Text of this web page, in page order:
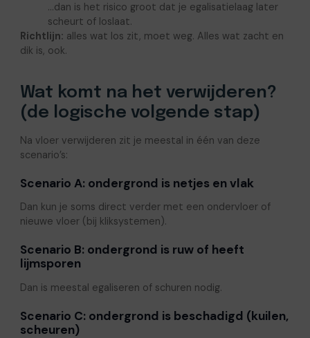
…dan is het risico groot dat je egalisatielaag later
scheurt of loslaat.
Richtlijn: alles wat los zit, moet weg. Alles wat zacht en
dik is, ook.
Wat komt na het verwijderen?
(de logische volgende stap)
Na vloer verwijderen zit je meestal in één van deze
scenario’s:
Scenario A: ondergrond is netjes en vlak
Dan kun je soms direct verder met een ondervloer of
nieuwe vloer (bij kliksystemen).
Scenario B: ondergrond is ruw of heeft
lijmsporen
Dan is meestal egaliseren of schuren nodig.
Scenario C: ondergrond is beschadigd (kuilen,
scheuren)